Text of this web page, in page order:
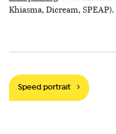
Khiasma, Dicream, SPEAP).
Navigation
Speed portrait